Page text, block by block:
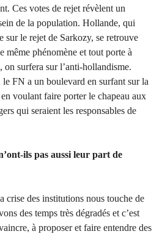
Ces votes de rejet révèlent un
de la population. Hollande, qui
sur le rejet de Sarkozy, se retrouve
même phénomène et tout porte à
on surfera sur l’anti-hollandisme.
le FN a un boulevard en surfant sur la
voulant faire porter le chapeau aux
qui seraient les responsables de
ils pas aussi leur part de
crise des institutions nous touche de
des temps très dégradés et c’est
à proposer et faire entendre des